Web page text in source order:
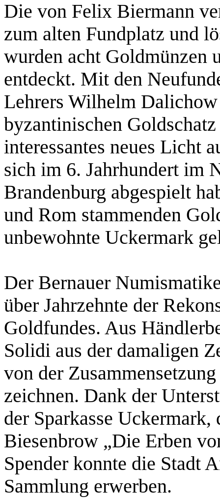
Die von Felix Biermann
zum alten Fundplatz und
wurden acht Goldmünzen
entdeckt. Mit den
Lehrers Wilhelm
byzantinischen
interessantes neues Licht
sich im 6. Jahrhundert im
Brandenburg abgespielt
und Rom stammenden
unbewohnte Uckermark
Der Bernauer
über Jahrzehnte der
Goldfundes. Aus
Solidi aus der damaligen
von der
zeichnen. Dank der
der Sparkasse
Biesenbrow „Die Erben
Spender konnte die Stadt
Sammlung erwerben.